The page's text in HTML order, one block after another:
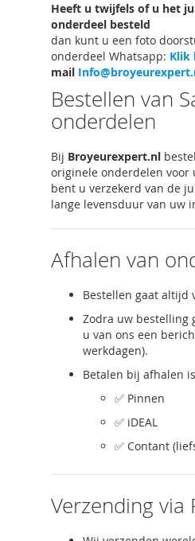
Heeft u twijfels of u het
onderdeel besteld
dan kunt u een foto
onderdeel Whatsapp: Klik
mail
Bestellen van
onderdelen
Bij Broyeurexpert.nl
originele onderdelen voor
bent u verzekerd van de
lange levensduur van uw
Afhalen van
Bestellen gaat altijd
Zodra uw bestelling
u van ons een
werkdagen).
Betalen bij afhalen
✅ Pinnen
✅ iDEAL
✅ Contant
Verzending via